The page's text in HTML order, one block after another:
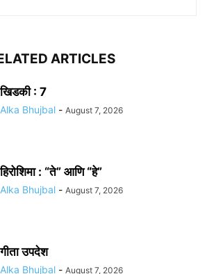
ARTICLES
खिडकी : 7
Alka Bhujbal - August 7, 2026
हिरोशिमा : “ते” आणि “हे”
Alka Bhujbal - August 7, 2026
गीता उपदेश
Alka Bhujbal - August 7, 2026